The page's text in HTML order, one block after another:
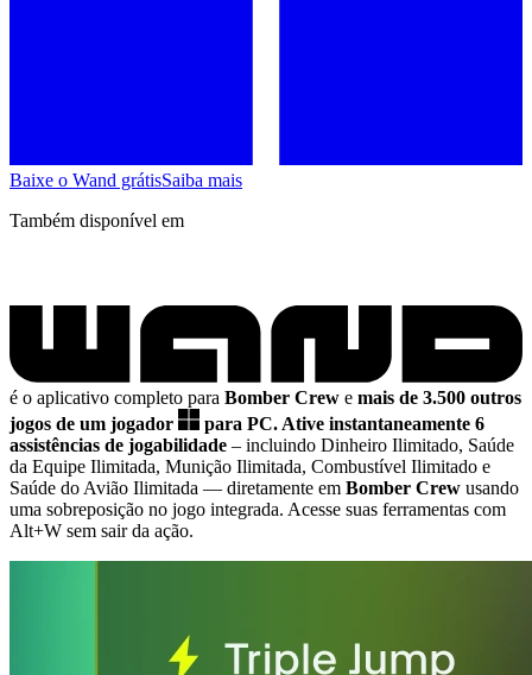
Baixe o Wand grátisSaiba mais
Também disponível em
é o aplicativo completo para Bomber Crew e mais de 3.500 outros
jogos de um jogador
para PC. Ative instantaneamente 6
assistências de jogabilidade – incluindo Dinheiro Ilimitado, Saúde
da Equipe Ilimitada, Munição Ilimitada, Combustível Ilimitado e
Saúde do Avião Ilimitada — diretamente em Bomber Crew usando
uma sobreposição no jogo integrada. Acesse suas ferramentas com
Alt+W sem sair da ação.